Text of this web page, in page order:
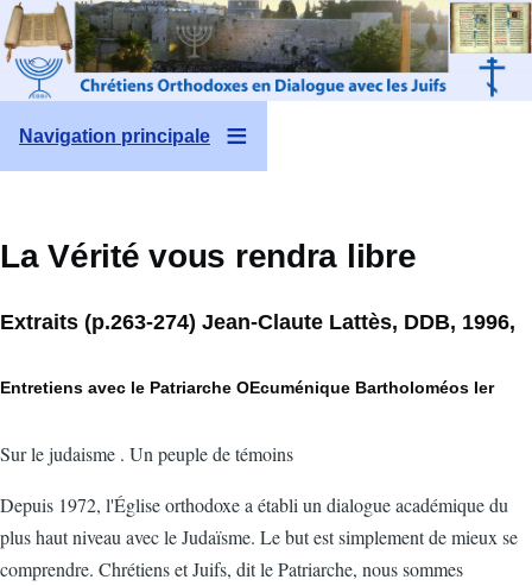
Aller au contenu principal
Navigation principale
La Vérité vous rendra libre
Extraits (p.263-274) Jean-Claute Lattès, DDB, 1996,
Entretiens avec le Patriarche OEcuménique Bartholoméos Ier
Sur le judaisme . Un peuple de témoins
Depuis 1972, l'Église orthodoxe a établi un dialogue académique du
plus haut niveau avec le Judaïsme. Le but est simplement de mieux se
comprendre. Chrétiens et Juifs, dit le Patriarche, nous sommes